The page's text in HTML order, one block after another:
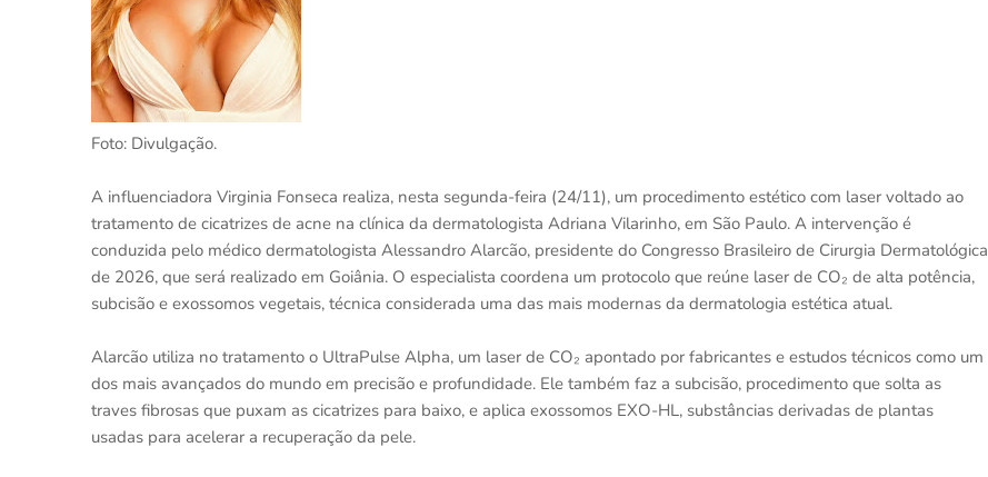
Foto: Divulgação.
A influenciadora Virginia Fonseca realiza, nesta segunda-feira (24/11), um procedimento estético com laser voltado ao
tratamento de cicatrizes de acne na clínica da dermatologista Adriana Vilarinho, em São Paulo. A intervenção é
conduzida pelo médico dermatologista Alessandro Alarcão, presidente do Congresso Brasileiro de Cirurgia Dermatológica
de 2026, que será realizado em Goiânia. O especialista coordena um protocolo que reúne laser de CO₂ de alta potência,
subcisão e exossomos vegetais, técnica considerada uma das mais modernas da dermatologia estética atual.
Alarcão utiliza no tratamento o UltraPulse Alpha, um laser de CO₂ apontado por fabricantes e estudos técnicos como um
dos mais avançados do mundo em precisão e profundidade. Ele também faz a subcisão, procedimento que solta as
traves fibrosas que puxam as cicatrizes para baixo, e aplica exossomos EXO-HL, substâncias derivadas de plantas
usadas para acelerar a recuperação da pele.